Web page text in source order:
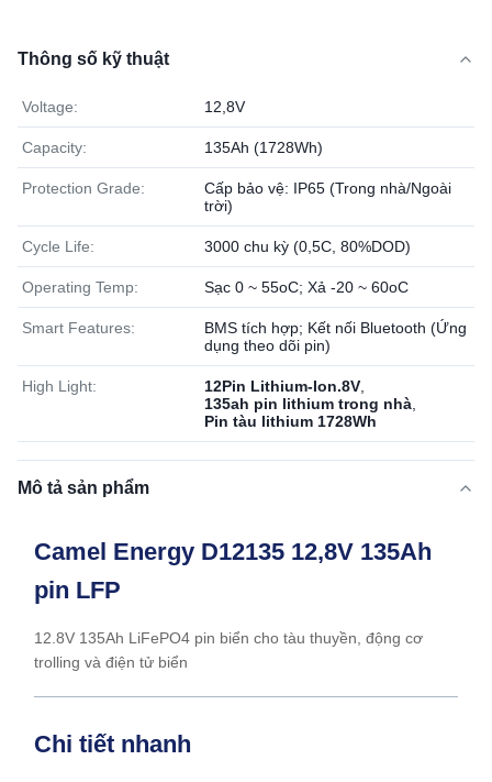
Thông số kỹ thuật
Voltage: 12,8V
Capacity: 135Ah (1728Wh)
Protection Grade:
Cấp bảo vệ: IP65 (Trong nhà/Ngoài
trời)
Cycle Life: 3000 chu kỳ (0,5C, 80%DOD)
Operating Temp: Sạc 0 ~ 55oC; Xả -20 ~ 60oC
Smart Features:
BMS tích hợp; Kết nối Bluetooth (Ứng
dụng theo dõi pin)
High Light: 12Pin Lithium-Ion.8V
135ah pin lithium trong nhà
Pin tàu lithium 1728Wh
Mô tả sản phẩm
Camel Energy D12135 12,8V 135Ah
pin LFP
12.8V 135Ah LiFePO4 pin biển cho tàu thuyền, động cơ
trolling và điện tử biển
Chi tiết nhanh